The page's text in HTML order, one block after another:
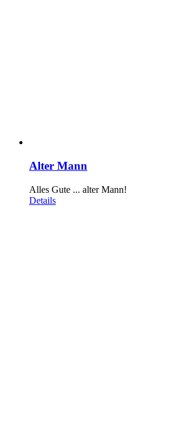
Alter Mann
Alles Gute ... alter Mann!
Details